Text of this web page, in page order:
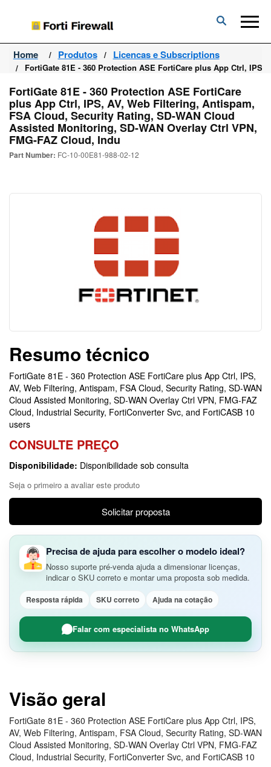
Forti
Firewall
Home Produtos Licencas e Subscriptions
FortiGate 81E - 360 Protection ASE FortiCare plus App Ctrl,
FortiGate 81E - 360 Protection ASE FortiCare
plus App Ctrl, IPS, AV, Web Filtering, Antispam,
FSA Cloud, Security Rating, SD-WAN Cloud
Assisted Monitoring, SD-WAN Overlay Ctrl VPN,
FMG-FAZ Cloud, Indu
Part Number: FC-10-00E81-988-02-12
Resumo técnico
FortiGate 81E - 360 Protection ASE FortiCare plus App Ctrl, IPS,
AV, Web Filtering, Antispam, FSA Cloud, Security Rating, SD-WAN
Cloud Assisted Monitoring, SD-WAN Overlay Ctrl VPN, FMG-FAZ
Cloud, Industrial Security, FortiConverter Svc, and FortiCASB 10
users
CONSULTE PREÇO
Disponibilidade: Disponibilidade sob consulta
Seja o primeiro a avaliar este produto
Solicitar proposta
Precisa de ajuda para escolher o modelo ideal?
Nosso suporte pré-venda ajuda a dimensionar licenças,
indicar o SKU correto e montar uma proposta sob medida.
Resposta rápida SKU correto Ajuda na cotação
Falar com especialista no WhatsApp
Visão geral
FortiGate 81E - 360 Protection ASE FortiCare plus App Ctrl, IPS,
AV, Web Filtering, Antispam, FSA Cloud, Security Rating, SD-WAN
Cloud Assisted Monitoring, SD-WAN Overlay Ctrl VPN, FMG-FAZ
Cloud, Industrial Security, FortiConverter Svc, and FortiCASB 10